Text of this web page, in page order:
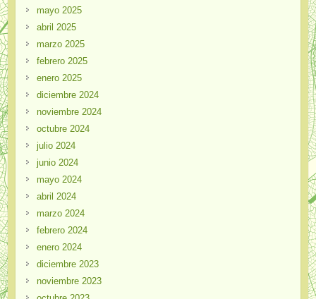
mayo 2025
abril 2025
marzo 2025
febrero 2025
enero 2025
diciembre 2024
noviembre 2024
octubre 2024
julio 2024
junio 2024
mayo 2024
abril 2024
marzo 2024
febrero 2024
enero 2024
diciembre 2023
noviembre 2023